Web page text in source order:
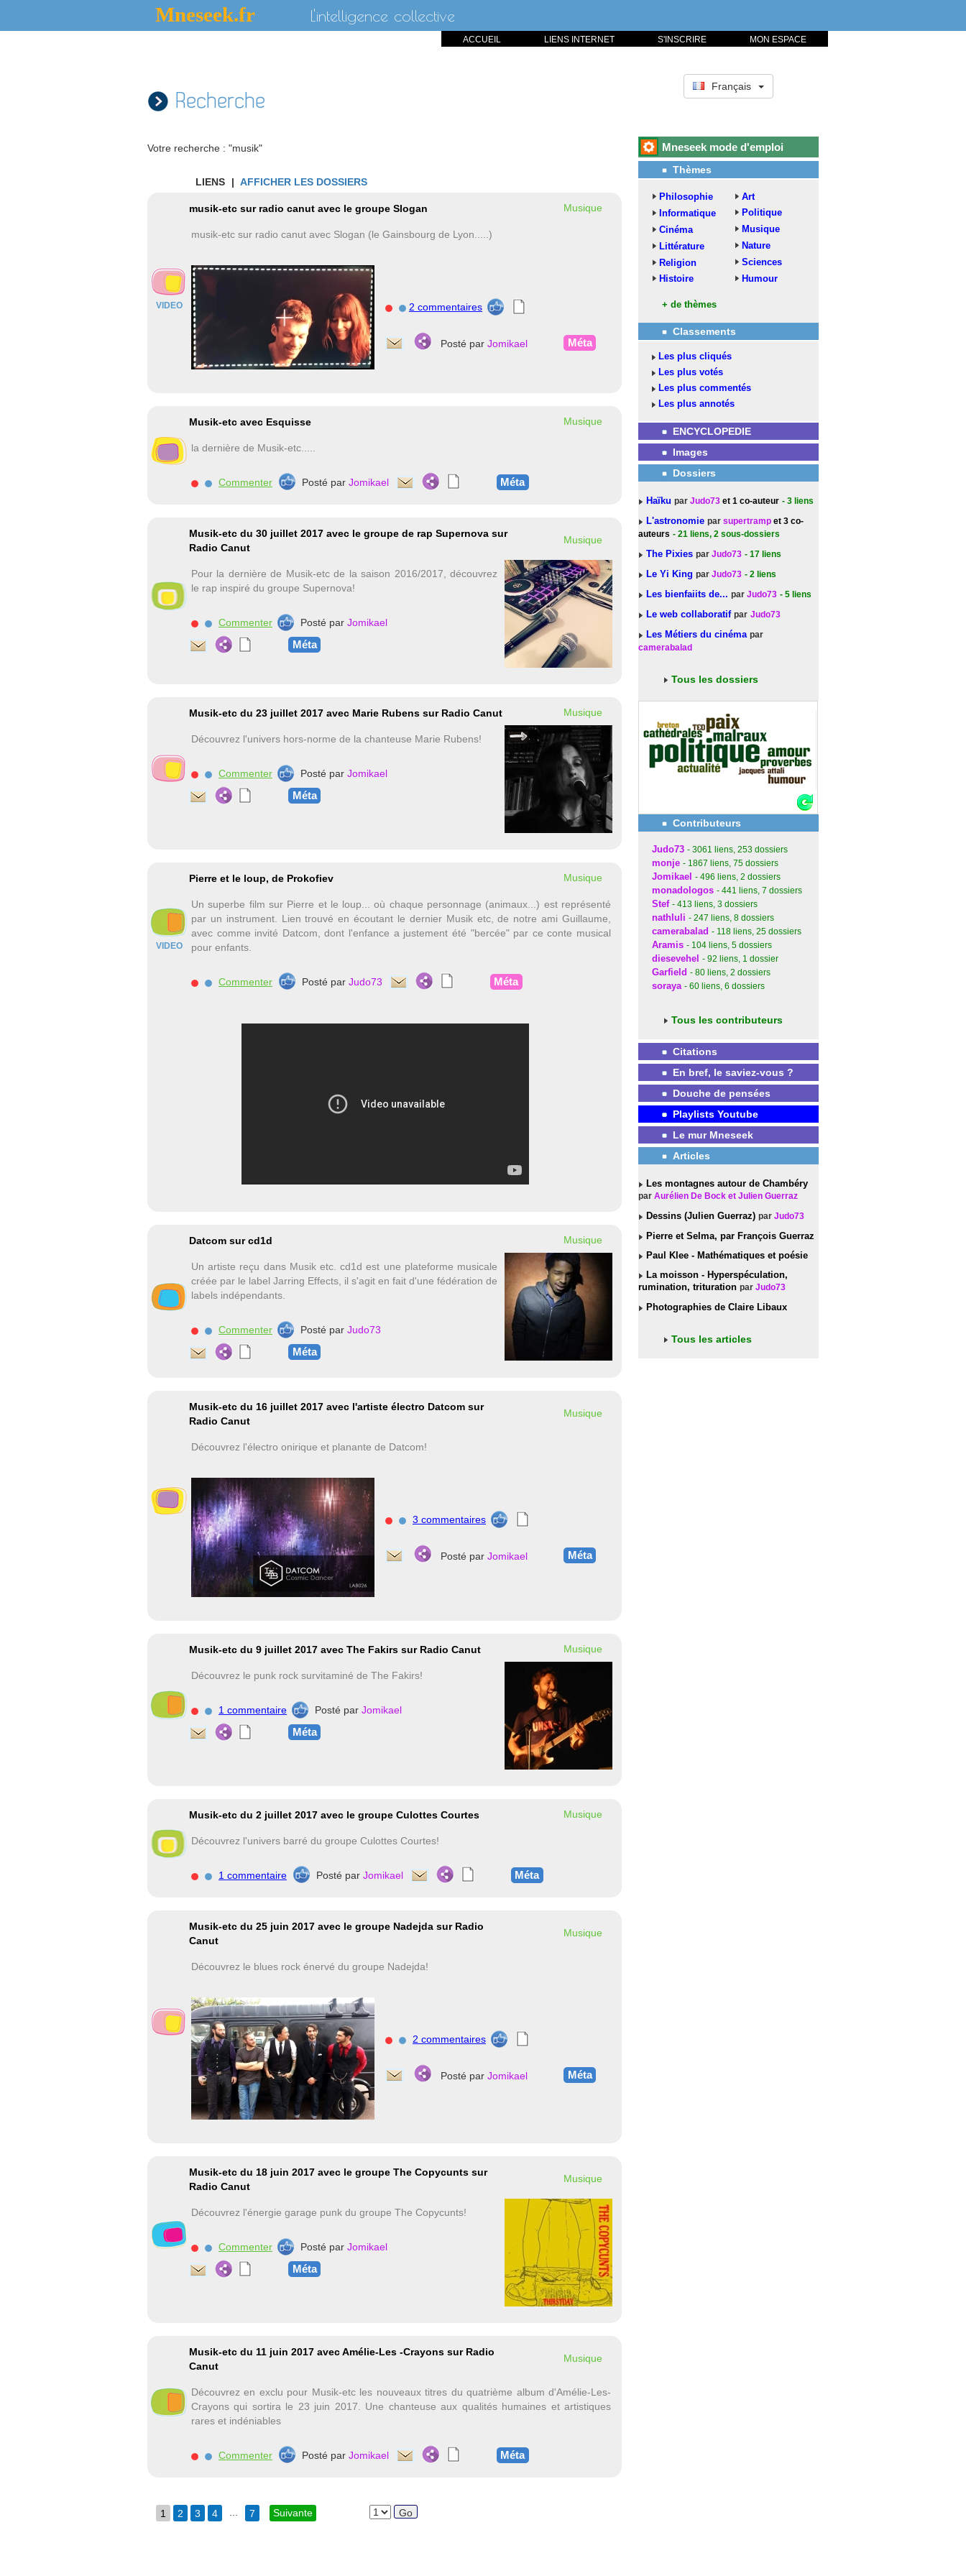
Mneseek.fr L'intelligence collective
MON ESPACE
S'INSCRIRE
LIENS INTERNET
ACCUEIL
Français
Recherche
Votre recherche : "musik"
LIENS | AFFICHER LES DOSSIERS
VIDEO
musik-etc sur radio canut avec le groupe Slogan Musique
musik-etc sur radio canut avec Slogan (le Gainsbourg de Lyon.....)
2 commentaires
Posté par Jomikael Méta
Musik-etc avec Esquisse Musique
la dernière de Musik-etc.....
Commenter Posté par Jomikael Méta
Musik-etc du 30 juillet 2017 avec le groupe de rap Supernova sur
Radio Canut
Musique
Pour la dernière de Musik-etc de la saison 2016/2017, découvrez
le rap inspiré du groupe Supernova!
Commenter Posté par Jomikael
Méta
Musik-etc du 23 juillet 2017 avec Marie Rubens sur Radio Canut Musique
Découvrez l'univers hors-norme de la chanteuse Marie Rubens!
Commenter Posté par Jomikael
Méta
VIDEO
Pierre et le loup, de Prokofiev Musique
Un superbe film sur Pierre et le loup... où chaque personnage (animaux...) est représenté
par un instrument. Lien trouvé en écoutant le dernier Musik etc, de notre ami Guillaume,
avec comme invité Datcom, dont l'enfance a justement été "bercée" par ce conte musical
pour enfants.
Commenter Posté par Judo73 Méta
Datcom sur cd1d Musique
Un artiste reçu dans Musik etc. cd1d est une plateforme musicale
créée par le label Jarring Effects, il s'agit en fait d'une fédération de
labels indépendants.
Commenter Posté par Judo73
Méta
Musik-etc du 16 juillet 2017 avec l'artiste électro Datcom sur
Radio Canut
Musique
Découvrez l'électro onirique et planante de Datcom!
3 commentaires
Posté par Jomikael Méta
Musik-etc du 9 juillet 2017 avec The Fakirs sur Radio Canut Musique
Découvrez le punk rock survitaminé de The Fakirs!
1 commentaire Posté par Jomikael
Méta
Musik-etc du 2 juillet 2017 avec le groupe Culottes Courtes Musique
Découvrez l'univers barré du groupe Culottes Courtes!
1 commentaire Posté par Jomikael Méta
Musik-etc du 25 juin 2017 avec le groupe Nadejda sur Radio
Canut
Musique
Découvrez le blues rock énervé du groupe Nadejda!
2 commentaires
Posté par Jomikael Méta
Musik-etc du 18 juin 2017 avec le groupe The Copycunts sur
Radio Canut
Musique
Découvrez l'énergie garage punk du groupe The Copycunts!
Commenter Posté par Jomikael
Méta
Musik-etc du 11 juin 2017 avec Amélie-Les -Crayons sur Radio
Canut
Musique
Découvrez en exclu pour Musik-etc les nouveaux titres du quatrième album d'Amélie-Les-
Crayons qui sortira le 23 juin 2017. Une chanteuse aux qualités humaines et artistiques
rares et indéniables
Commenter Posté par Jomikael Méta
1 2 3 4 7 Suivante
Mneseek mode d'emploi
Thèmes
Philosophie
Informatique
Cinéma
Littérature
Religion
Histoire
Art
Politique
Musique
Nature
Sciences
Humour
+ de thèmes
Classements
Les plus cliqués
Les plus votés
Les plus commentés
Les plus annotés
ENCYCLOPEDIE
Images
Dossiers
Haïku par Judo73 et 1 co-auteur - 3 liens
L'astronomie par supertramp et 3 co-
auteurs - 21 liens, 2 sous-dossiers
The Pixies par Judo73 - 17 liens
Le Yi King par Judo73 - 2 liens
Les bienfaiits de... par Judo73 - 5 liens
Le web collaboratif par Judo73
Les Métiers du cinéma par
camerabalad
Tous les dossiers
Contributeurs
Judo73 - 3061 liens, 253 dossiers
monje - 1867 liens, 75 dossiers
Jomikael - 496 liens, 2 dossiers
monadologos - 441 liens, 7 dossiers
Stef - 413 liens, 3 dossiers
nathluli - 247 liens, 8 dossiers
camerabalad - 118 liens, 25 dossiers
Aramis - 104 liens, 5 dossiers
diesevehel - 92 liens, 1 dossier
Garfield - 80 liens, 2 dossiers
soraya - 60 liens, 6 dossiers
Tous les contributeurs
Citations
En bref, le saviez-vous ?
Douche de pensées
Playlists Youtube
Le mur Mneseek
Articles
Les montagnes autour de Chambéry
par Aurélien De Bock et Julien Guerraz
Dessins (Julien Guerraz) par Judo73
Pierre et Selma, par François Guerraz
Paul Klee - Mathématiques et poésie
La moisson - Hyperspéculation,
rumination, trituration par Judo73
Photographies de Claire Libaux
Tous les articles